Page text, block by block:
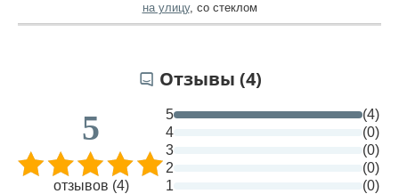
на улицу, со стеклом
Отзывы (4)
5
отзывов (4)
5
(4)
4
(0)
3
(0)
2
(0)
1
(0)